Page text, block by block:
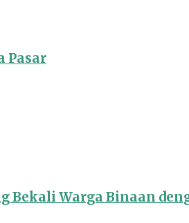
Pasar
Bekali Warga Binaan